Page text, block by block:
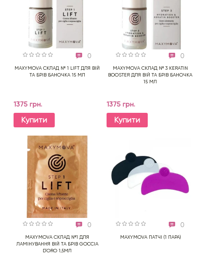
0
MAXYMOVA СКЛАД № 1 LIFT ДЛЯ ВІЙ
ТА БРІВ БАНОЧКА 15 МЛ
1375 грн.
Купити
0
MAXYMOVA СКЛАД № 3 KERATIN
BOOSTER ДЛЯ ВІЙ ТА БРІВ БАНОЧКА
15 МЛ
1375 грн.
Купити
0
MAXYMOVA СКЛАД №1 ДЛЯ
ЛАМІНУВАННЯ ВІЙ ТА БРІВ GOCCIA
D`ORO 1,5МЛ
0
MAXYMOVA ПАТЧІ (1 ПАРА)